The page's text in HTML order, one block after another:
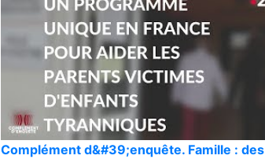
Complément d&#39;enquête. Famille : des